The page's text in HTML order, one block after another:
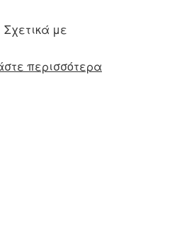
Σχετικά με
περισσότερα